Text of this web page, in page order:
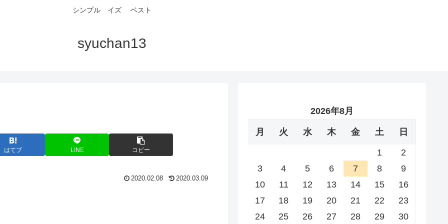
シンプル イズ ベスト
syuchan13
はてブ LINE コピー
2020.02.08 2020.03.09
2026年8月
月 火 水 木 金 土 日
1
2
3
4 5 6 7 8
9
10
11 12 13 14 15
16
17
18 19 20 21 22
23
24
25 26 27 28 29
30